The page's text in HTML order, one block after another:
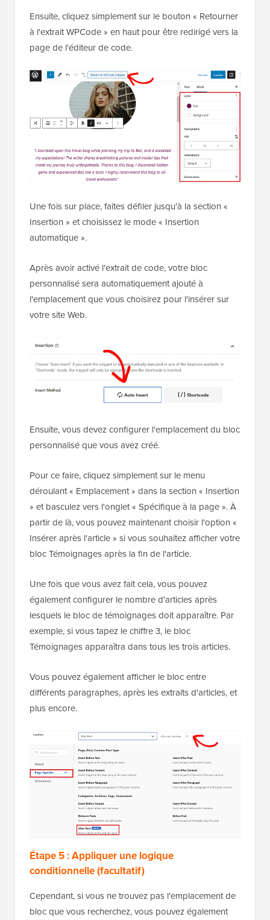
Ensuite, cliquez simplement sur le bouton « Retourner
à l'extrait WPCode » en haut pour être redirigé vers la
page de l'éditeur de code.
Une fois sur place, faites défiler jusqu'à la section «
Insertion » et choisissez le mode « Insertion
automatique ».
Après avoir activé l'extrait de code, votre bloc
personnalisé sera automatiquement ajouté à
l'emplacement que vous choisirez pour l'insérer sur
votre site Web.
Ensuite, vous devez configurer l'emplacement du bloc
personnalisé que vous avez créé.
Pour ce faire, cliquez simplement sur le menu
déroulant « Emplacement » dans la section « Insertion
» et basculez vers l'onglet « Spécifique à la page ». À
partir de là, vous pouvez maintenant choisir l'option «
Insérer après l'article » si vous souhaitez afficher votre
bloc Témoignages après la fin de l'article.
Une fois que vous avez fait cela, vous pouvez
également configurer le nombre d'articles après
lesquels le bloc de témoignages doit apparaître. Par
exemple, si vous tapez le chiffre 3, le bloc
Témoignages apparaîtra dans tous les trois articles.
Vous pouvez également afficher le bloc entre
différents paragraphes, après les extraits d'articles, et
plus encore.
Étape 5 : Appliquer une logique
conditionnelle (facultatif)
Cependant, si vous ne trouvez pas l'emplacement de
bloc que vous recherchez, vous pouvez également